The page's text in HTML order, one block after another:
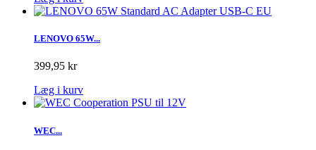
LENOVO 65W...
399,95 kr
Læg i kurv
WEC...